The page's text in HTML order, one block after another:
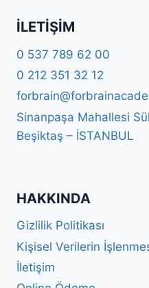
İLETIŞIM
0 537 789 62 00
0 212 351 32 12
Sinanpaşa Mahallesi
Beşiktaş – İSTANBUL
HAKKINDA
Gizlilik Politikası
Kişisel Verilerin
İletişim